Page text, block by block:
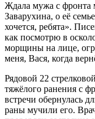
Ждала мужа с фронта
Заварухина, о её
хочется, ребята».
как посмотрю в
морщины на лице,
меня, Вася, когда
Рядовой 22
тяжёлого ранения с
встречи обернулась
раны мучили его.